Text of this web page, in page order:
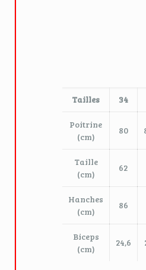
Tailles 34
Poitrine
(cm)
80
Taille
(cm)
62
Hanches
(cm)
86
Biceps
(cm)
24,6